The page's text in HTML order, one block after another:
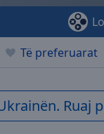
Të preferuarat
Ruaj